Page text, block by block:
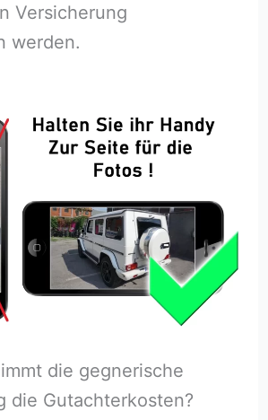
Versicherung
werden.
die gegnerische
die Gutachterkosten?